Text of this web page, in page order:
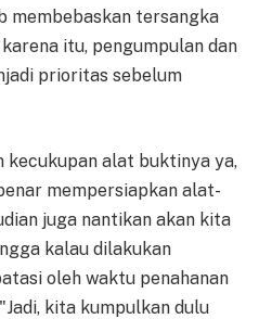
membebaskan tersangka
itu, pengumpulan dan
prioritas sebelum
alat buktinya ya,
mempersiapkan alat-
juga nantikan akan kita
kalau dilakukan
oleh waktu penahanan
kita kumpulkan dulu